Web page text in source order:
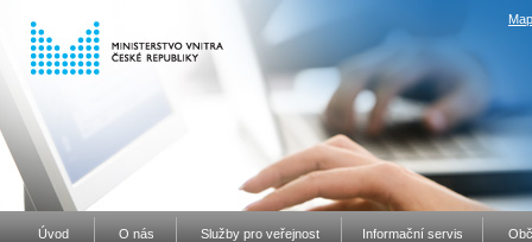
Úvod O nás Služby pro veřejnost Informační servis